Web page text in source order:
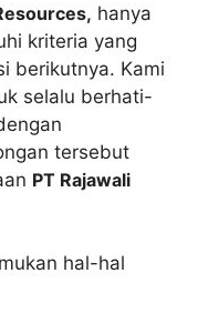
hanya
kriteria yang
berikutnya. Kami
selalu berhati-
tersebut
PT Rajawali
hal-hal